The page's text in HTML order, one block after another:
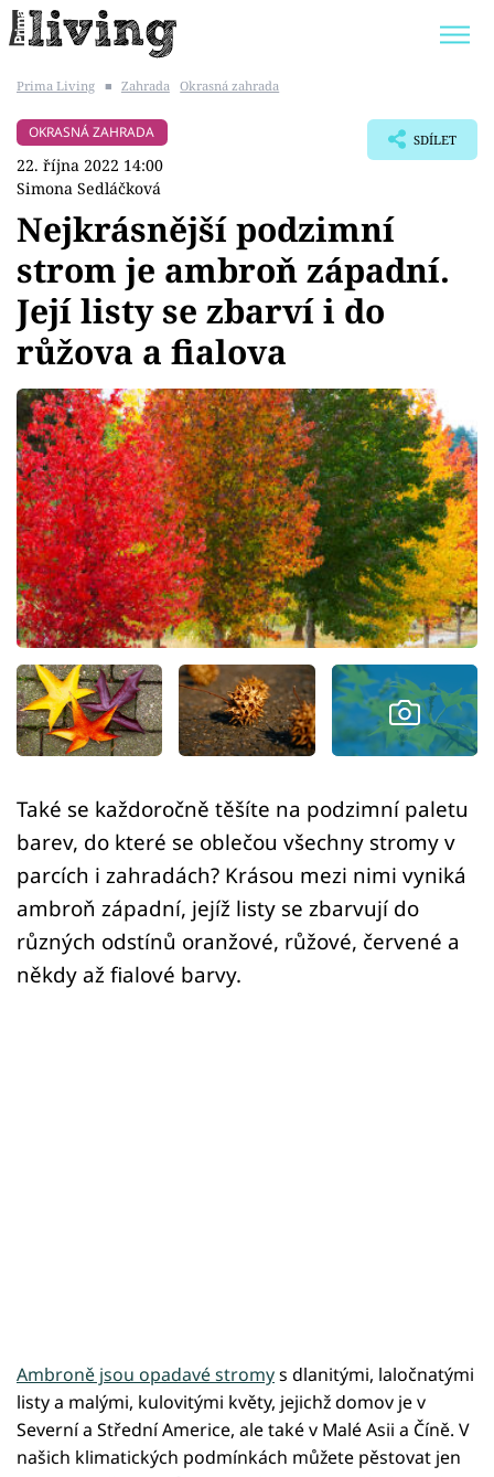
BYDLENÍ SLAVNÝCH
Témata
Bydlení
Zahrada
Design
Sledujte prima+
Přihlášení
Sledujte nás
Prima Living ■ Zahrada Okrasná zahrada
OKRASNÁ ZAHRADA
22. října 2022 14:00
Simona Sedláčková
SDÍLET
Nejkrásnější podzimní
strom je ambroň západní.
Její listy se zbarví i do
růžova a fialova
Také se každoročně těšíte na podzimní paletu
barev, do které se oblečou všechny stromy v
parcích i zahradách? Krásou mezi nimi vyniká
ambroň západní, jejíž listy se zbarvují do
různých odstínů oranžové, růžové, červené a
někdy až fialové barvy.
Ambroně jsou opadavé stromys dlanitými, laločnatými
listy a malými, kulovitými květy, jejichž domov je v
Severní a Střední Americe, ale také v Malé Asii a Číně. V
našich klimatických podmínkách můžete pěstovat jen